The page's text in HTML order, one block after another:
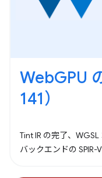
WebGPU
141）
Tint IR の完了、
バックエンドの SPIR-